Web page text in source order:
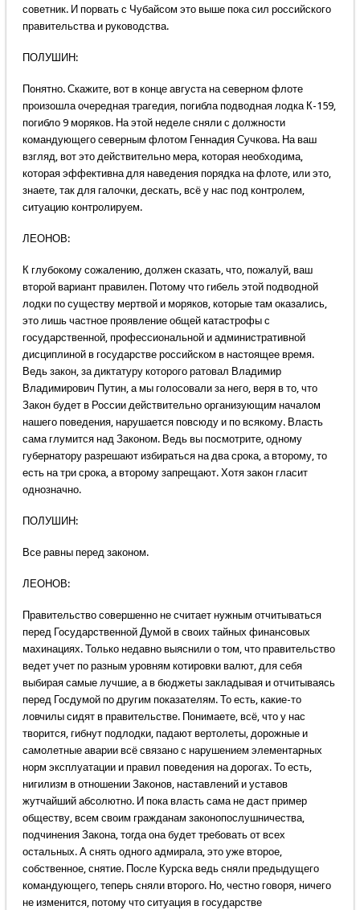
советник. И порвать с Чубайсом это выше пока сил российского
правительства и руководства.
ПОЛУШИН:
Понятно. Скажите, вот в конце августа на северном флоте
произошла очередная трагедия, погибла подводная лодка К-159,
погибло 9 моряков. На этой неделе сняли с должности
командующего северным флотом Геннадия Сучкова. На ваш
взгляд, вот это действительно мера, которая необходима,
которая эффективна для наведения порядка на флоте, или это,
знаете, так для галочки, дескать, всё у нас под контролем,
ситуацию контролируем.
ЛЕОНОВ:
К глубокому сожалению, должен сказать, что, пожалуй, ваш
второй вариант правилен. Потому что гибель этой подводной
лодки по существу мертвой и моряков, которые там оказались,
это лишь частное проявление общей катастрофы с
государственной, профессиональной и административной
дисциплиной в государстве российском в настоящее время.
Ведь закон, за диктатуру которого ратовал Владимир
Владимирович Путин, а мы голосовали за него, веря в то, что
Закон будет в России действительно организующим началом
нашего поведения, нарушается повсюду и по всякому. Власть
сама глумится над Законом. Ведь вы посмотрите, одному
губернатору разрешают избираться на два срока, а второму, то
есть на три срока, а второму запрещают. Хотя закон гласит
однозначно.
ПОЛУШИН:
Все равны перед законом.
ЛЕОНОВ:
Правительство совершенно не считает нужным отчитываться
перед Государственной Думой в своих тайных финансовых
махинациях. Только недавно выяснили о том, что правительство
ведет учет по разным уровням котировки валют, для себя
выбирая самые лучшие, а в бюджеты закладывая и отчитываясь
перед Госдумой по другим показателям. То есть, какие-то
ловчилы сидят в правительстве. Понимаете, всё, что у нас
творится, гибнут подлодки, падают вертолеты, дорожные и
самолетные аварии всё связано с нарушением элементарных
норм эксплуатации и правил поведения на дорогах. То есть,
нигилизм в отношении Законов, наставлений и уставов
жутчайший абсолютно. И пока власть сама не даст пример
обществу, всем своим гражданам законопослушничества,
подчинения Закона, тогда она будет требовать от всех
остальных. А снять одного адмирала, это уже второе,
собственное, снятие. После Курска ведь сняли предыдущего
командующего, теперь сняли второго. Но, честно говоря, ничего
не изменится, потому что ситуация в государстве